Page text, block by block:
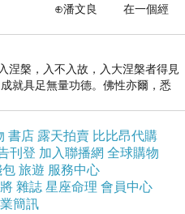
一個經
涅槃，入不入故，入大涅槃者得見
就具足無量功德。佛性亦爾，悉
書店 露天拍賣 比比昂代購
刊登 加入聯播網 全球購物
包 旅遊 服務中心
雜誌 星座命理 會員中心
簡訊